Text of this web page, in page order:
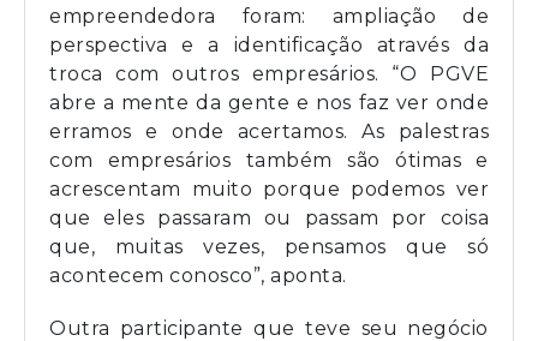
empreendedora foram: ampliação de
perspectiva e a identificação através da
troca com outros empresários. “O PGVE
abre a mente da gente e nos faz ver onde
erramos e onde acertamos. As palestras
com empresários também são ótimas e
acrescentam muito porque podemos ver
que eles passaram ou passam por coisa
que, muitas vezes, pensamos que só
acontecem conosco”, aponta.
Outra participante que teve seu negócio